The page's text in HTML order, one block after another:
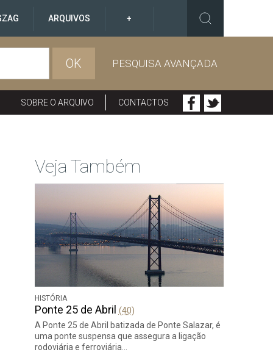
ARQUIVOS +
OK PESQUISA AVANÇADA
SOBRE O ARQUIVO CONTACTOS
Veja Também
HISTÓRIA
Ponte 25 de Abril (40)
A Ponte 25 de Abril batizada de Ponte Salazar, é
uma ponte suspensa que assegura a ligação
rodoviária e ferroviária…